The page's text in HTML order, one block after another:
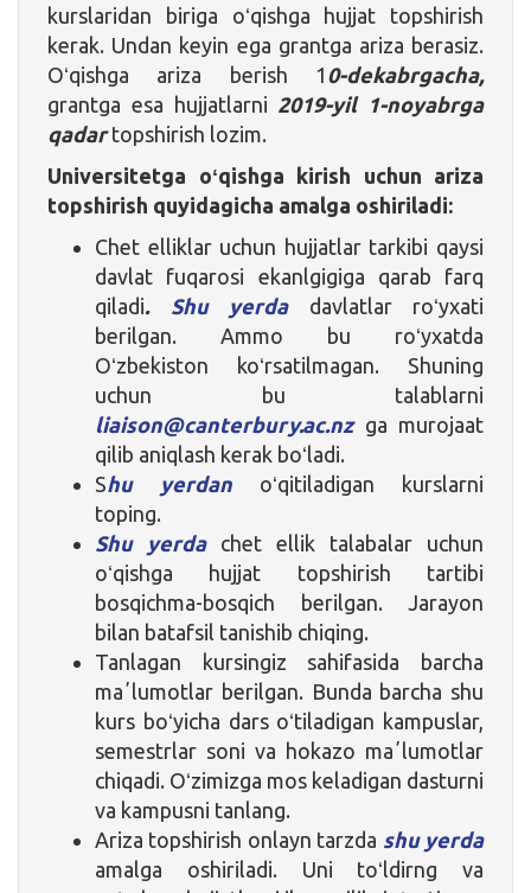
kurslaridan biriga oʻqishga hujjat topshirish
kerak. Undan keyin ega grantga ariza berasiz.
Oʻqishga ariza berish 1 0-dekabrgacha,
grantga esa hujjatlarni 2019-yil 1-noyabrga
qadartopshirish lozim.
Universitetga oʻqishga kirish uchun ariza
topshirish quyidagicha amalga oshiriladi:
Chet elliklar uchun hujjatlar tarkibi qaysi
davlat fuqarosi ekanlgigiga qarab farq
qiladi. Shu yerda
davlatlar roʻyxati
berilgan. Ammo bu roʻyxatda
Oʻzbekiston koʻrsatilmagan. Shuning
uchun bu talablarni
liaison@canterbury.ac.nzga murojaat
qilib aniqlash kerak boʻladi.
Shu yerdan oʻqitiladigan kurslarni
toping.
Shu yerdachet ellik talabalar uchun
oʻqishga hujjat topshirish tartibi
bosqichma-bosqich berilgan. Jarayon
bilan batafsil tanishib chiqing.
Tanlagan kursingiz sahifasida barcha
maʼlumotlar berilgan. Bunda barcha shu
kurs boʻyicha dars oʻtiladigan kampuslar,
semestrlar soni va hokazo maʼlumotlar
chiqadi. Oʻzimizga mos keladigan dasturni
va kampusni tanlang.
Ariza topshirish onlayn tarzda shu yerda
amalga oshiriladi. Uni toʻldirng va